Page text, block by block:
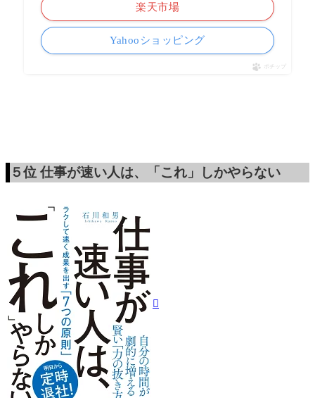
楽天市場
Yahooショッピング
ポチップ
５位 仕事が速い人は、「これ」しかやらない